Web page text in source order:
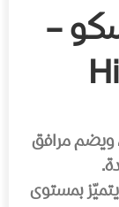
–
ويضم مرافق
بمستوى